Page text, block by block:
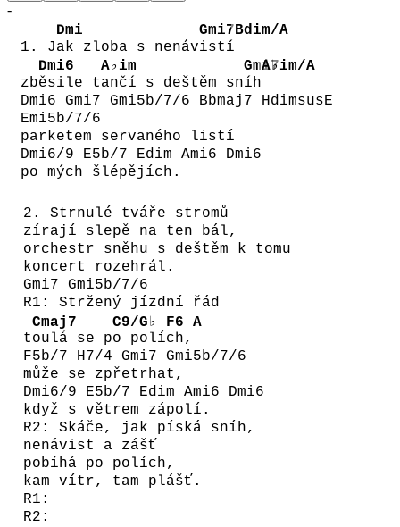
-
1. J
Dmi
ak zloba s nenáv
Gmi7
istí
Bdim/A
zb
Dmi6
ěsile t
A♭im
ančí s deštěm sn
Gmi7
íh
A♭im/A
Dmi6 Gmi7 Gmi5b/7/6 Bbmaj7 HdimsusE
Emi5b/7/6
parketem servaného listí
Dmi6/9 E5b/7 Edim Ami6 Dmi6
po mých šlépějích.
2. Strnulé tváře stromů
zírají slepě na ten bál,
orchestr sněhu s deštěm k tomu
koncert rozehrál.
Gmi7 Gmi5b/7/6
R1: Stržený jízdní řád
t
Cmaj7
oulá se p
C9/G♭
o polí
F6
ch,
A
F5b/7 H7/4 Gmi7 Gmi5b/7/6
může se zpřetrhat,
Dmi6/9 E5b/7 Edim Ami6 Dmi6
když s větrem zápolí.
R2: Skáče, jak píská sníh,
nenávist a zášť
pobíhá po polích,
kam vítr, tam plášť.
R1:
R2: